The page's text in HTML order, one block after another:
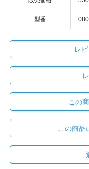
型番
レ
この
この商品